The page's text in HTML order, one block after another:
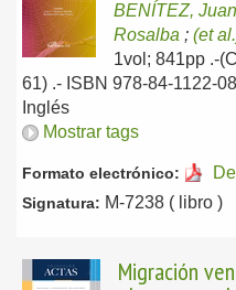
BENÍTEZ,
Rosalba ; (et
1vol; 841pp .-
61) .- ISBN 978-84-1122-
Inglés
Mostrar tags
Formato electrónico:
Signatura: M-7238 ( libro )
Migración